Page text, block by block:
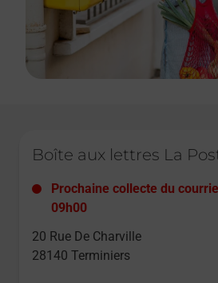
Boîte aux lettres La
Prochaine collecte du
09h00
20 Rue De Charville
28140 Terminiers